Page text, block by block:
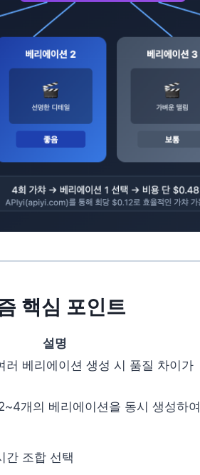
핵심 포인트
설명
러 베리에이션 생성 시 품질 차이가
개의 베리에이션을 동시 생성하여
간 조합 선택